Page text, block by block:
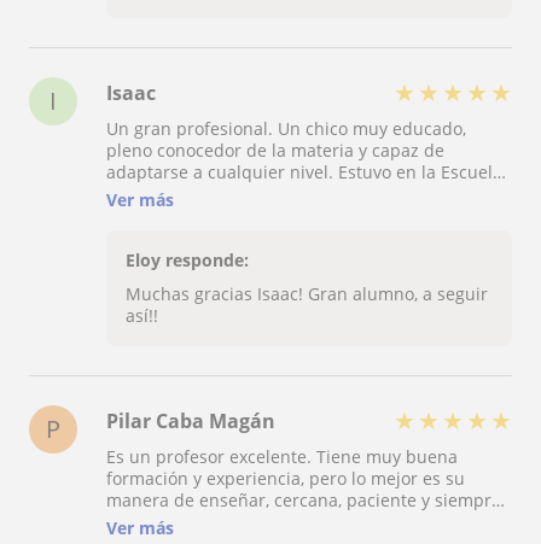
I Isaac ★ ★ ★ ★ ★
Un gran profesional. Un chico muy educado,
pleno conocedor de la materia y capaz de
adaptarse a cualquier nivel. Estuvo en la Escuela
Rusa de música y tiene estudios superiores en
Ver más
Eloy responde:
Muchas gracias Isaac! Gran alumno, a seguir
así!!
P Pilar Caba Magán ★ ★ ★ ★ ★
Es un profesor excelente. Tiene muy buena
formación y experiencia, pero lo mejor es su
manera de enseñar, cercana, paciente y siempre
con buen humor. Transmite las ganas de
Ver más